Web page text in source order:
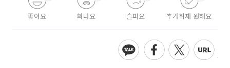
좋아요 화나요 슬퍼요 추가취재 원해요